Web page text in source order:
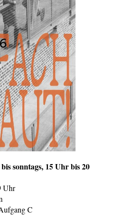
sonntags, 15 Uhr bis 20
Uhr
C